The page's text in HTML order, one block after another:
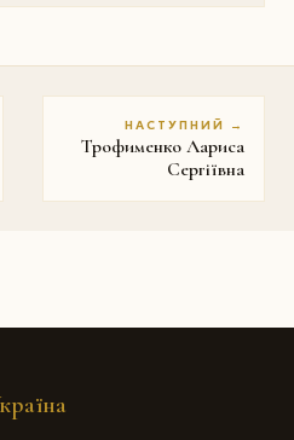
НАСТУПНИЙ →
Трофименко Лариса
Сергіївна